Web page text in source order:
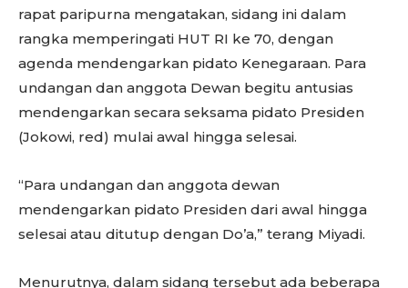
rapat paripurna mengatakan, sidang ini dalam
rangka memperingati HUT RI ke 70, dengan
agenda mendengarkan pidato Kenegaraan. Para
undangan dan anggota Dewan begitu antusias
mendengarkan secara seksama pidato Presiden
(Jokowi, red) mulai awal hingga selesai.
“Para undangan dan anggota dewan
mendengarkan pidato Presiden dari awal hingga
selesai atau ditutup dengan Do’a,” terang Miyadi.
Menurutnya, dalam sidang tersebut ada beberapa